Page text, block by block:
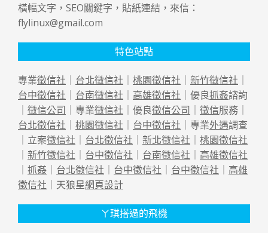
橫幅文字，SEO關鍵字，貼紙連結，來信：
flylinux@gmail.com
特色站點
專業徵信社 ｜ 台北徵信社 ｜ 桃園徵信社 ｜ 新竹徵信社 ｜
台中徵信社 ｜ 台南徵信社 ｜ 高雄徵信社 ｜優良抓姦諮詢
｜ 徵信公司 ｜專業徵信社 ｜優良徵信公司 ｜ 徵信服務｜
台北徵信社 ｜ 桃園徵信社 ｜ 台中徵信社 ｜專業外遇調查
｜立案徵信社 ｜ 台北徵信社 ｜ 新北徵信社 ｜ 桃園徵信社
｜ 新竹徵信社 ｜ 台中徵信社 ｜ 台南徵信社 ｜ 高雄徵信社
｜ 抓姦 ｜ 台北徵信社 ｜ 台中徵信社 ｜ 台中徵信社 ｜ 高雄
徵信社 ｜天狼星網頁設計
ㄚ琪搭過的飛機